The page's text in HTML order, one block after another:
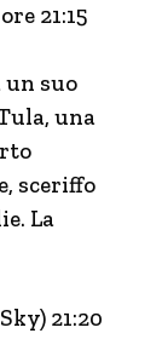
21:15
un suo
una
sceriffo
La
21:20